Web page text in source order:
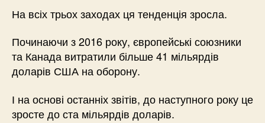
На всіх трьох заходах ця тенденція зросла.
Починаючи з 2016 року, європейські союзники
та Канада витратили більше 41 мільярдів
доларів США на оборону.
І на основі останніх звітів, до наступного року це
зросте до ста мільярдів доларів.